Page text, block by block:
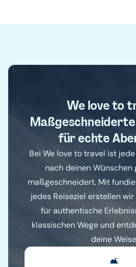
We love to
für echte
Bei We love to travel ist
nach deinen
maßgeschneidert. Mit
jedes Reiseziel erstellen
für authentische
klassischen Wege und
deine
🛋️